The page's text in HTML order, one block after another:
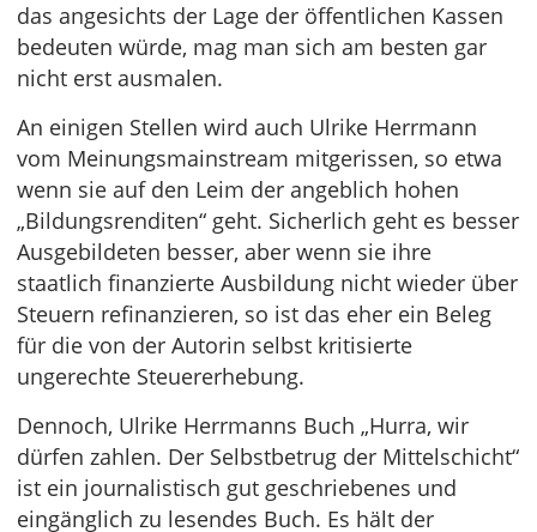
das angesichts der Lage der öffentlichen Kassen
bedeuten würde, mag man sich am besten gar
nicht erst ausmalen.
An einigen Stellen wird auch Ulrike Herrmann
vom Meinungsmainstream mitgerissen, so etwa
wenn sie auf den Leim der angeblich hohen
„Bildungsrenditen“ geht. Sicherlich geht es besser
Ausgebildeten besser, aber wenn sie ihre
staatlich finanzierte Ausbildung nicht wieder über
Steuern refinanzieren, so ist das eher ein Beleg
für die von der Autorin selbst kritisierte
ungerechte Steuererhebung.
Dennoch, Ulrike Herrmanns Buch „Hurra, wir
dürfen zahlen. Der Selbstbetrug der Mittelschicht“
ist ein journalistisch gut geschriebenes und
eingänglich zu lesendes Buch. Es hält der